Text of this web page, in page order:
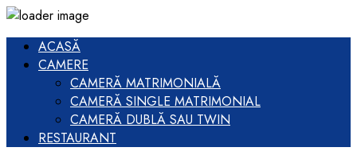
ACASĂ
CAMERE
CAMERĂ MATRIMONIALĂ
CAMERĂ SINGLE MATRIMONIAL
CAMERĂ DUBLĂ SAU TWIN
RESTAURANT